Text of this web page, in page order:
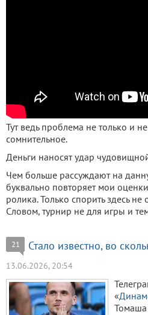
Тут ведь проблема не только и
сомнительное.
Деньги наносят удар
Чем больше рассуждают на
буквально повторяет мои
ролика. Только спорить здесь
Словом, турнир не для игры и
21 Стало известно, во
13.06.2026, 20:54
«
Томаша